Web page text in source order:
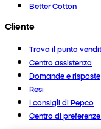
Better Cotton
Cliente
Trova il punto
Centro assistenza
Domande e risposte
Resi
I consigli di Pepco
Centro di